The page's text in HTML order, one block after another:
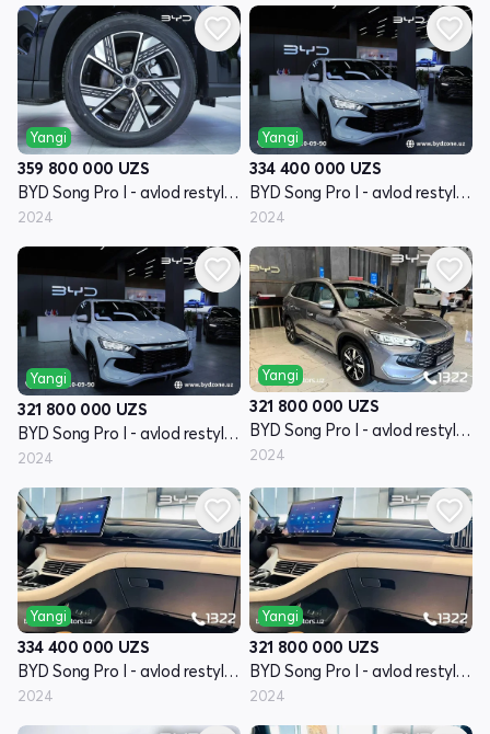
Yangi
359 800 000 UZS
BYD Song Pro I - avlod restyling
2024
Yangi
334 400 000 UZS
BYD Song Pro I - avlod restyling
2024
Yangi
321 800 000 UZS
BYD Song Pro I - avlod restyling
2024
Yangi
321 800 000 UZS
BYD Song Pro I - avlod restyling
2024
Yangi
334 400 000 UZS
BYD Song Pro I - avlod restyling
2024
Yangi
321 800 000 UZS
BYD Song Pro I - avlod restyling
2024